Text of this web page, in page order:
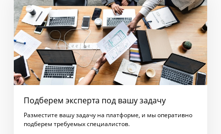
Подберем эксперта под вашу задачу
Разместите вашу задачу на платформе, и мы оперативно
подберем требуемых специалистов.